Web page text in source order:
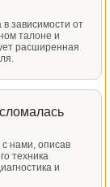
зависимости от
талоне и
расширенная
нами, описав
техника
и